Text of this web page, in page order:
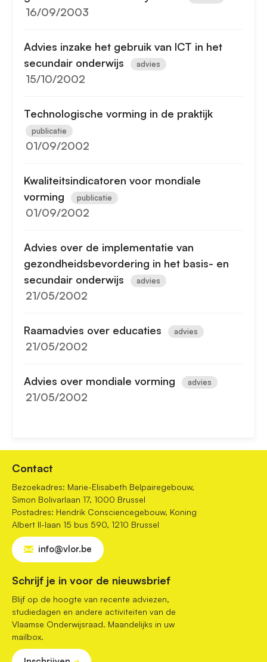
16/09/2003
Advies inzake het gebruik van ICT in het
secundair onderwijs
advies
15/10/2002
Technologische vorming in de praktijk
publicatie
01/09/2002
Kwaliteitsindicatoren voor mondiale
vorming
publicatie
01/09/2002
Advies over de implementatie van
gezondheidsbevordering in het basis- en
secundair onderwijs
advies
21/05/2002
Raamadvies over educaties advies
21/05/2002
Advies over mondiale vorming advies
21/05/2002
Contact
Bezoekadres: Marie-Elisabeth Belpairegebouw,
Simon Bolivarlaan 17, 1000 Brussel
Postadres: Hendrik Consciencegebouw, Koning
Albert II-laan 15 bus 590, 1210 Brussel
info@vlor.be
Schrijf je in voor de nieuwsbrief
Blijf op de hoogte van recente adviezen,
studiedagen en andere activiteiten van de
Vlaamse Onderwijsraad. Maandelijks in uw
mailbox.